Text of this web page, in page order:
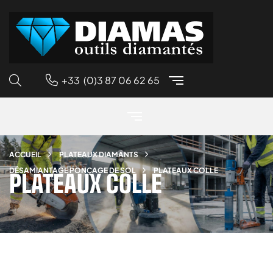
+33 (0)3 87 06 62 65
ACCUEIL
PLATEAUX DIAMANTS
DÉSAMIANTAGE PONÇAGE DE SOL
PLATEAUX COLLE
PLATEAUX COLLE